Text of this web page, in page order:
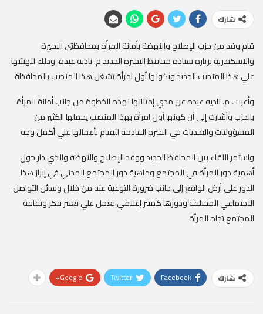
شارك
قام وفد من حزب الإصلاح والنهضة بأمانة المرأة بمحافظتي البحيرة
والإسكندرية بزيارة سيادة محافظ البحيرة الجديد م. ناديه عبده، وذلك لتهنئتها
علي هذا المنصب الجديد وبكونها أول امرأة تشغل هذا المنصب بالمحافظة
وأعربت م. ناديه عبده عن مدي إمتنانها لهذه الخطوة من جانب أمانة المرأة
بالحزب وأشارت إلي أن كونها أول امرأة بهذا المنصب يحملها الكثير من
المسؤوليات والتحديات في الفترة القادمة للقيام بأعمالها علي أكمل وجه
واستمر اللقاء بين المحافظ الجديد ووفد الإصلاح والنهضة والذي دار حول
أهمية دور المرأة في المجتمع وماهية دور المجتمع المدني في إبراز هذا
الدور علي أرض الواقع إلي جانب ضرورة التوعية عنه من خلال وسائل التواصل
الاجتماعي المختلفة ودورها كمنبر إعلامي يعمل علي تغيير فكر وثقافة
المجتمع تجاه المرأة
شارك Facebook
Twitter
Google+